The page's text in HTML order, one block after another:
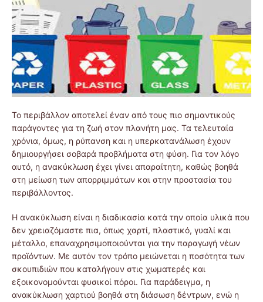
Το περιβάλλον αποτελεί έναν από τους πιο σημαντικούς
παράγοντες για τη ζωή στον πλανήτη μας. Τα τελευταία
χρόνια, όμως, η ρύπανση και η υπερκατανάλωση έχουν
δημιουργήσει σοβαρά προβλήματα στη φύση. Για τον λόγο
αυτό, η ανακύκλωση έχει γίνει απαραίτητη, καθώς βοηθά
στη μείωση των απορριμμάτων και στην προστασία του
περιβάλλοντος.
Η ανακύκλωση είναι η διαδικασία κατά την οποία υλικά που
δεν χρειαζόμαστε πια, όπως χαρτί, πλαστικό, γυαλί και
μέταλλο, επαναχρησιμοποιούνται για την παραγωγή νέων
προϊόντων. Με αυτόν τον τρόπο μειώνεται η ποσότητα των
σκουπιδιών που καταλήγουν στις χωματερές και
εξοικονομούνται φυσικοί πόροι. Για παράδειγμα, η
ανακύκλωση χαρτιού βοηθά στη διάσωση δέντρων, ενώ η